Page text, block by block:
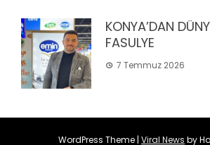
KONYA’DAN
FASULYE
7 Temmuz 2026
WordPress Theme | Viral News by